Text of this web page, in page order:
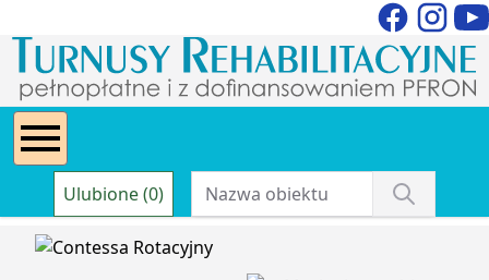
Ulubione (0)